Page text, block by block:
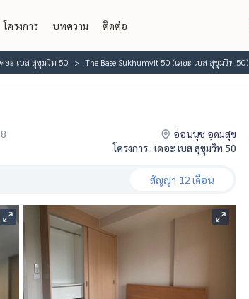
โครงการ บทความ ติดต่อ
ดอะ เบส สุขุมวิท 50 The Base Sukhumvit 50 (เดอะ เบส สุขุมวิท 50)
อ่อนนุช อุดมสุข
โครงการ : เดอะ เบส สุขุมวิท 50
สัญญา 12 เดือน